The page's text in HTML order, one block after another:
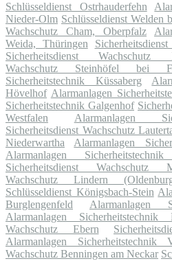
Schlüsseldienst Ostrhauderfehn
Nieder-Olm Schlüsseldienst Welden
Wachschutz Cham, Oberpfalz
Weida, Thüringen
Sicherheitsdienst Wachschutz
Wachschutz Steinhöfel bei
Sicherheitstechnik Küssaberg
Hövelhof Alarmanlagen
Sicherheitstechnik Galgenhof
Westfalen
Alarmanlagen
Sicherheitsdienst Wachschutz
Niederwartha
Alarmanlagen
Alarmanlagen
Sicherheitsdienst Wachschutz
Wachschutz Lindern
Schlüsseldienst Königsbach-Stein
Burglengenfeld
Alarmanlagen
Alarmanlagen Sicherheitstechnik
Wachschutz Ebern
Alarmanlagen Sicherheitstechnik
Wachschutz Benningen am Neckar